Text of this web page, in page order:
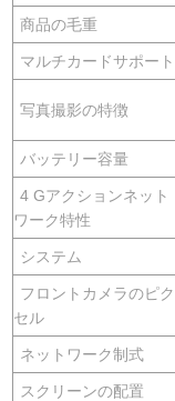
商品の毛重
マルチカードサポート
写真撮影の特徴
バッテリー容量
4 Gアクションネット
ワーク特性
システム
フロントカメラのピク
セル
ネットワーク制式
スクリーンの配置